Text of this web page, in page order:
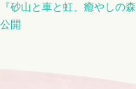
稿
日:
ル
『砂山と車と虹、癒やし
公開